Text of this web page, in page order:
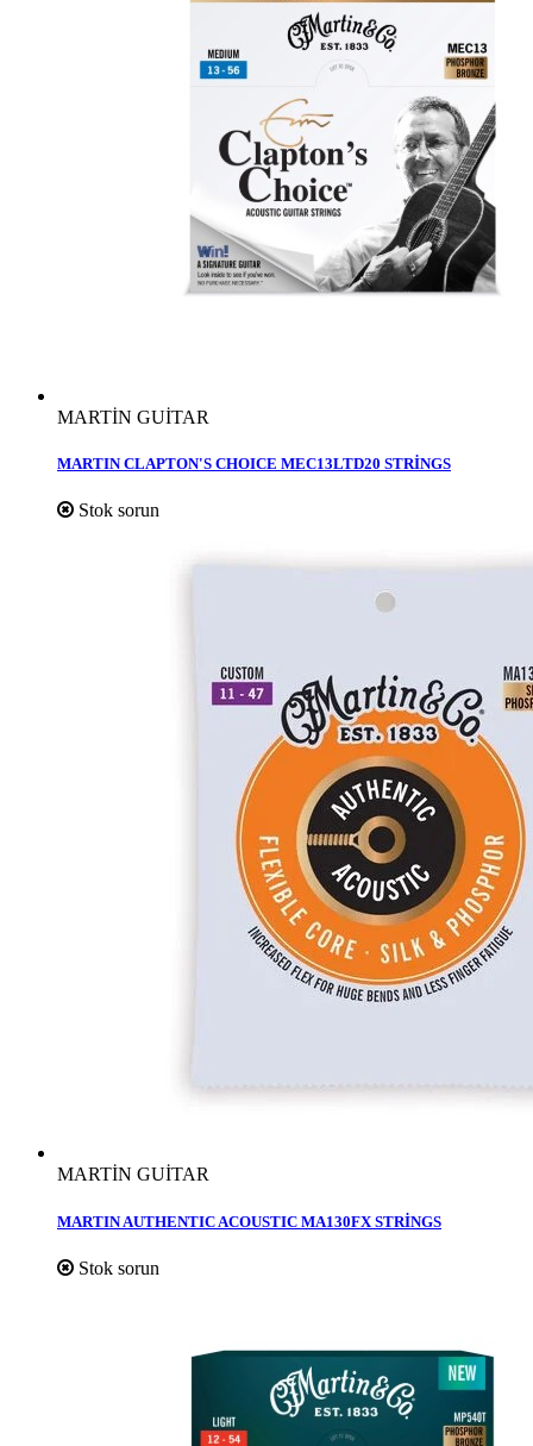
MARTİN GUİTAR
MARTIN CLAPTON'S CHOICE MEC13LTD20 STRİNGS
Stok sorun
MARTİN GUİTAR
MARTIN AUTHENTIC ACOUSTIC MA130FX STRİNGS
Stok sorun